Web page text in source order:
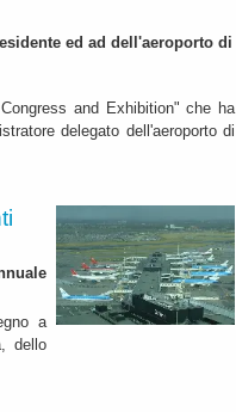
ed ad dell'aeroporto di
and Exhibition" che ha
delegato dell'aeroporto di
a
dello